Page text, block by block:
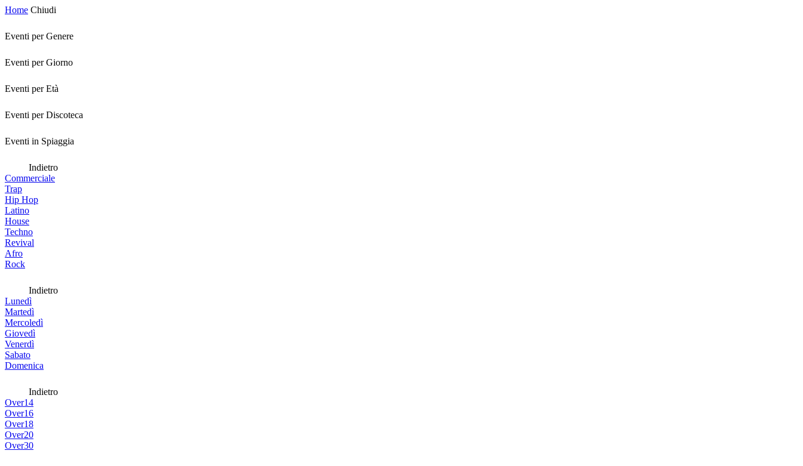
Home Chiudi
Eventi per Genere
Eventi per Giorno
Eventi per Età
Eventi per Discoteca
Eventi in Spiaggia
Indietro
Commerciale
Trap
Hip Hop
Latino
House
Techno
Revival
Afro
Rock
Indietro
Lunedì
Martedì
Mercoledì
Giovedì
Venerdì
Sabato
Domenica
Indietro
Over14
Over16
Over18
Over20
Over30